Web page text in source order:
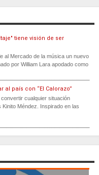
tiene visión de ser
al Mercado de la música un nuevo
por William Lara apodado como
al país con “El Calorazo”
cualquier situación
Méndez. Inspirado en las